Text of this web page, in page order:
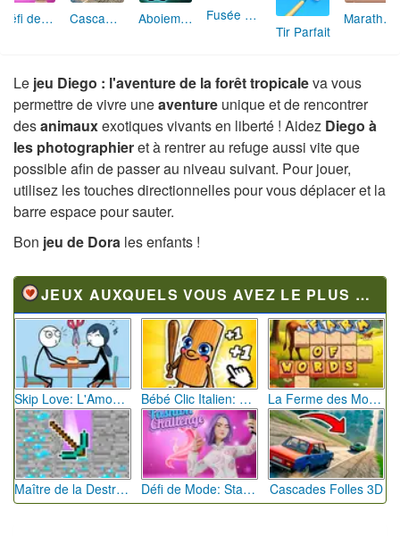
Défi de Mode: Star du Podium Cascades Folles 3D Aboiement Stellaire : Aventure Canine Fusée Chromatique: La Course des Couleurs
Tir Parfait
Marathon Champion io
Le jeu Diego : l'aventure de la forêt tropicaleva vous
permettre de vivre uneaventure unique et de rencontrer
desanimauxexotiques vivants en liberté ! Aidez Diego à
les photographieret à rentrer au refuge aussi vite que
possible afin de passer au niveau suivant. Pour jouer,
utilisez les touches directionnelles pour vous déplacer et la
barre espace pour sauter.
Bon jeu de Dora les enfants !
JEUX AUXQUELS VOUS AVEZ LE PLUS JOUÉ
Skip Love: L'Amour en Péril Bébé Clic Italien: La Folie des Petits Bambins La Ferme des Mots - Cultivez votre Vocabulaire
Maître de la Destruction: Fusion de Pioches Défi de Mode: Star du Podium Cascades Folles 3D